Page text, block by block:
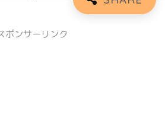
ポンサーリンク